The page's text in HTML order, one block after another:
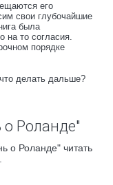
его
свои глубочайшие
была
на то согласия.
порядке
делать дальше?
Роланде"
о Роланде" читать